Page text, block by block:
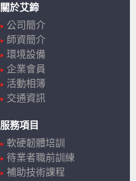
關於艾鍗
公司簡介
師資簡介
環境設備
企業會員
活動相簿
交通資訊
服務項目
軟硬韌體培訓
待業者職前訓練
補助技術課程